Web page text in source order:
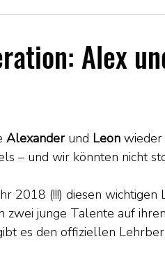
Alex
Alexander und Leon
– und wir könnten nicht
2018 (!!!) diesen wichtigen
zwei junge Talente auf
es den offiziellen